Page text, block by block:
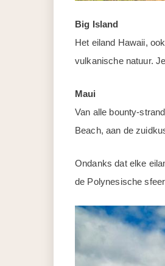
Big Island
Het eiland Hawaii,
vulkanische natuur.
Maui
Van alle bounty-
Beach, aan de
Ondanks dat elke
de Polynesische